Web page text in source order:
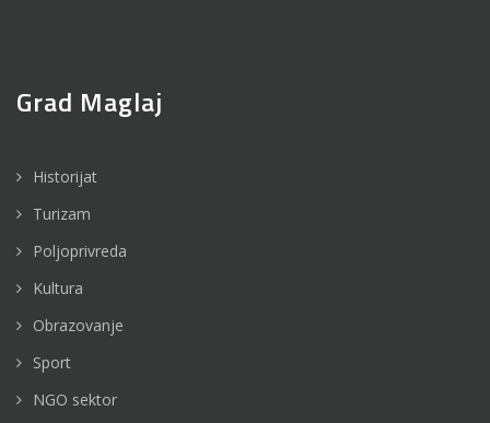
Grad Maglaj
Historijat
Turizam
Poljoprivreda
Kultura
Obrazovanje
Sport
NGO sektor